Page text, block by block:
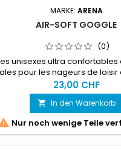
MARKE: ARENA
AIR-SOFT GOGGLE
(0)
unisexes ultra
pour les nageurs de loisir
23,00 CHF
 In den Warenkorb
Nur noch wenige Teile